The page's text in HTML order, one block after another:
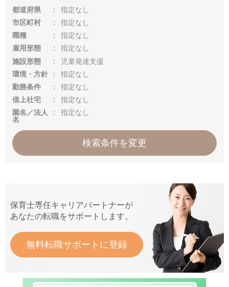
都道府県
指定なし
市区町村
指定なし
職種
指定なし
雇用形態
指定なし
施設形態
児童発達支援
環境・方針
指定なし
勤務条件
指定なし
借上社宅
指定なし
園名／法人
名
指定なし
検索条件を変更
保育士専任キャリアパートナーが
あなたの転職をサポートします。
無料転職サポートに登録